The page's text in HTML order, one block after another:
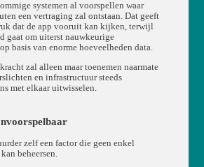
systemen al voorspellen waar
een vertraging zal ontstaan. Dat geeft
dat de app vooruit kan kijken, terwijl
gaat om uiterst nauwkeurige
basis van enorme hoeveelheden data.
zal alleen maar toenemen naarmate
en infrastructuur steeds
met elkaar uitwisselen.
zelf een factor die geen enkel
beheersen.